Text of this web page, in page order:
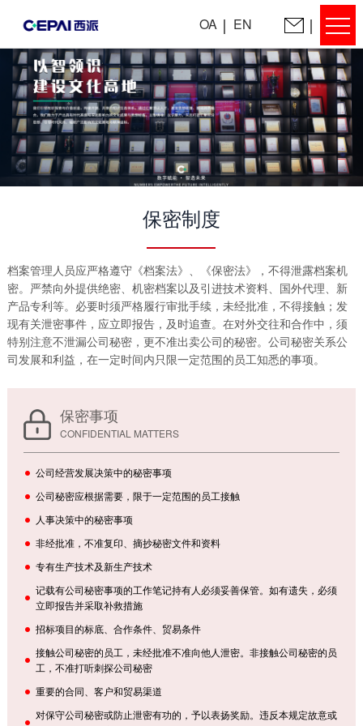
EN
OA
保密制度
档案管理人员应严格遵守《档案法》、《保密法》，不得泄露档案机
密。严禁向外提供绝密、机密档案以及引进技术资料、国外代理、新
产品专利等。必要时须严格履行审批手续，未经批准，不得接触；发
现有关泄密事件，应立即报告，及时追查。在对外交往和合作中，须
特别注意不泄漏公司秘密，更不准出卖公司的秘密。公司秘密关系公
司发展和利益，在一定时间内只限一定范围的员工知悉的事项。
保密事项
CONFIDENTIAL MATTERS
公司经营发展决策中的秘密事项
公司秘密应根据需要，限于一定范围的员工接触
人事决策中的秘密事项
非经批准，不准复印、摘抄秘密文件和资料
专有生产技术及新生产技术
记载有公司秘密事项的工作笔记持有人必须妥善保管。如有遗失，必须
立即报告并采取补救措施
招标项目的标底、合作条件、贸易条件
接触公司秘密的员工，未经批准不准向他人泄密。非接触公司秘密的员
工，不准打听刺探公司秘密
重要的合同、客户和贸易渠道
对保守公司秘密或防止泄密有功的，予以表扬奖励。违反本规定故意或